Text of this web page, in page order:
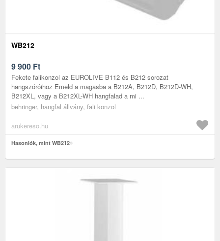
WB212
9 900 Ft
Fekete falikonzol az EUROLIVE B112 és B212 sorozat
hangszóróihoz Emeld a magasba a B212A, B212D, B212D-WH,
B212XL, vagy a B212XL-WH hangfalad a mi ...
behringer, hangfal állvány, fali konzol
arukereso.hu
Hasonlók, mint WB212